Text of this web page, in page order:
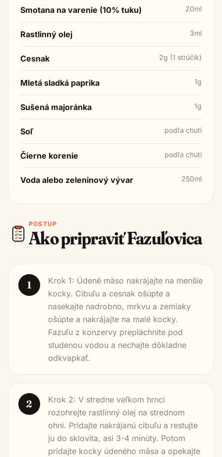
Smotana na varenie (10% tuku) 20ml
Rastlinný olej 3ml
Cesnak 2g (1 strúčik)
Mletá sladká paprika 1g
Sušená majoránka 1g
Soľ podľa chuti
Čierne korenie podľa chuti
Voda alebo zeleninový vývar 250ml
POSTUP
Ako pripraviťFazuľovica
1
Krok 1: Údené mäso nakrájajte na menšie
kocky. Cibuľu a cesnak ošúpte a
nasekajte nadrobno, mrkvu a zemiaky
ošúpte a nakrájajte na malé kocky.
Fazuľu z konzervy prepláchnite pod
studenou vodou a nechajte dôkladne
odkvapkať.
2
Krok 2: V stredne veľkom hrnci
rozohrejte rastlinný olej na strednom
ohni. Pridajte nakrájanú cibuľu a restujte
ju do sklovita, asi 3-4 minúty. Potom
pridajte kocky údeného mäsa a opekajte